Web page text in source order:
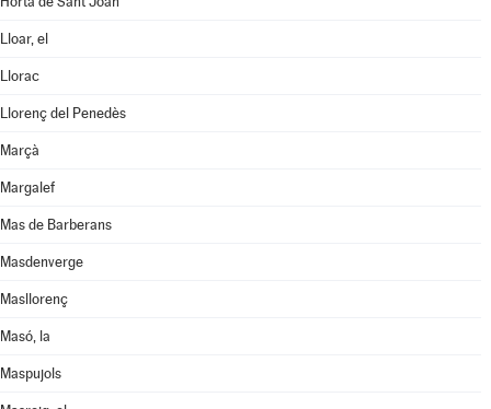
Lloar, el
Llorac
Llorenç del Penedès
Marçà
Margalef
Mas de Barberans
Masdenverge
Masllorenç
Masó, la
Maspujols